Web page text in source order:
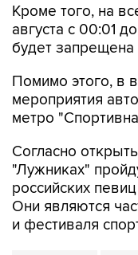
Кроме того, на
августа с 00:01
будет запрещена
Помимо этого, в
мероприятия
метро
Согласно
"Лужниках"
российских
Они являются
и фестиваля